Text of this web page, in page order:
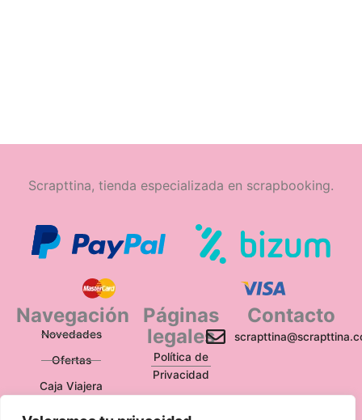
Scrapttina, tienda especializada en scrapbooking.
Navegación
Novedades
Ofertas
Caja Viajera
Páginas
legales
Política de
Privacidad
Contacto